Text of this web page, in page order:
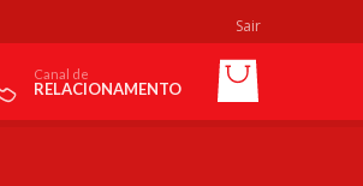
Sair
Canal de
RELACIONAMENTO